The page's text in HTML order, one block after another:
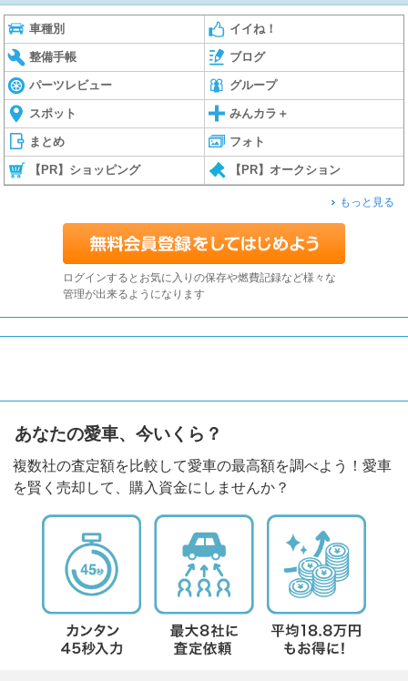
車種別 イイね！
整備手帳 ブログ
パーツレビュー グループ
スポット みんカラ＋
まとめ フォト
【PR】ショッピング 【PR】オークション
もっと見る
ログインするとお気に入りの保存や燃費記録など様々な
管理が出来るようになります
あなたの愛車、今いくら？
複数社の査定額を比較して愛車の最高額を調べよう！愛車
を賢く売却して、購入資金にしませんか？